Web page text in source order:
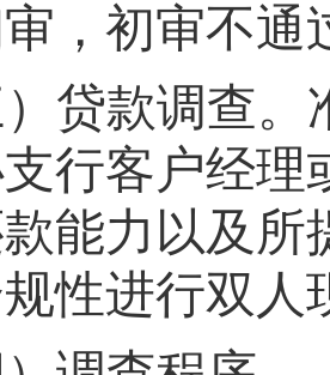
， 初审不通
）贷款调查。
行客户经理
能力以及所
性进行双人